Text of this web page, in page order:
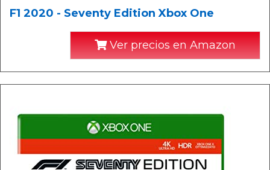
F1 2020 - Seventy Edition Xbox One
Ver precios en Amazon